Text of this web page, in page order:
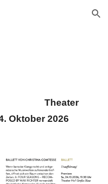
Skip to navigation
Theater
2026